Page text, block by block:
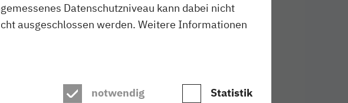
Bad Segeberg fahren. Vom
Datenschutzniveau kann dabei nicht
ausgeschlossen werden. Weitere Informationen
notwendig Statistik